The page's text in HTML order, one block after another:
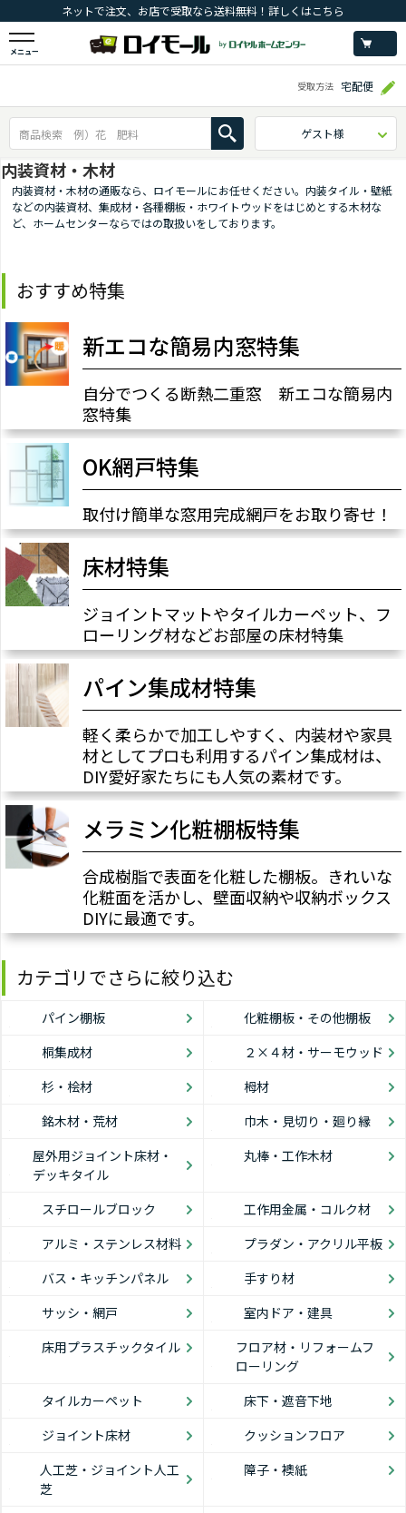
ネットで注文、お店で受取なら送料無料！詳しくはこちら
メニュー
受取方法 宅配便
ゲスト様
内装資材・木材
内装資材・木材の通販なら、ロイモールにお任せください。内装タイル・壁紙
などの内装資材、集成材・各種棚板・ホワイトウッドをはじめとする木材な
ど、ホームセンターならではの取扱いをしております。
おすすめ特集
新エコな簡易内窓特集
自分でつくる断熱二重窓 新エコな簡易内
窓特集
OK網戸特集
取付け簡単な窓用完成網戸をお取り寄せ！
床材特集
ジョイントマットやタイルカーペット、フ
ローリング材などお部屋の床材特集
パイン集成材特集
軽く柔らかで加工しやすく、内装材や家具
材としてプロも利用するパイン集成材は、
DIY愛好家たちにも人気の素材です。
メラミン化粧棚板特集
合成樹脂で表面を化粧した棚板。きれいな
化粧面を活かし、壁面収納や収納ボックス
DIYに最適です。
カテゴリでさらに絞り込む
パイン棚板
化粧棚板・その他棚板
桐集成材
２×４材・サーモウッド
杉・桧材
栂材
銘木材・荒材
巾木・見切り・廻り縁
屋外用ジョイント床材・
デッキタイル
丸棒・工作木材
スチロールブロック
工作用金属・コルク材
アルミ・ステンレス材料
プラダン・アクリル平板
バス・キッチンパネル
手すり材
サッシ・網戸
室内ドア・建具
床用プラスチックタイル
フロア材・リフォームフ
ローリング
タイルカーペット
床下・遮音下地
ジョイント床材
クッションフロア
人工芝・ジョイント人工
芝
障子・襖紙